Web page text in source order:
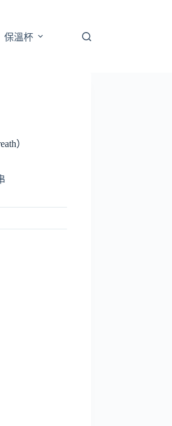
保溫杯
）